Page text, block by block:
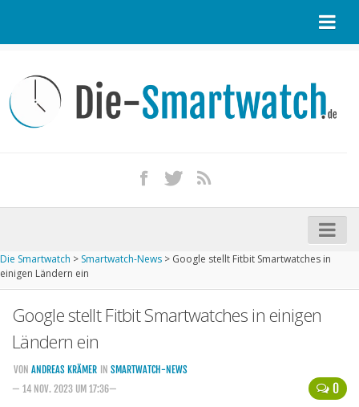
Kontakt / Tipp geben
Impressum
iPhone kaufen
Startseite
Kommende Smartwatches
Handytarife
Die Smartwatch > Smartwatch-News > Google stellt Fitbit Smartwatches in
einigen Ländern ein
Google stellt Fitbit Smartwatches in einigen
Ländern ein
0
VON ANDREAS KRÄMER IN SMARTWATCH-NEWS
— 14 NOV. 2023 UM 17:36—